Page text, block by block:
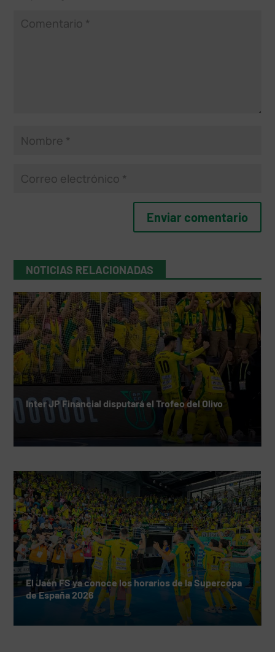
NOTICIAS RELACIONADAS
Inter JP Financial disputará el Trofeo del Olivo
El Jaén FS ya conoce los horarios de la Supercopa
de España 2026